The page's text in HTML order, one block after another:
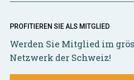
PROFITIEREN SIE ALS MITGLIED
Werden Sie Mitglied im
Netzwerk der Schweiz!